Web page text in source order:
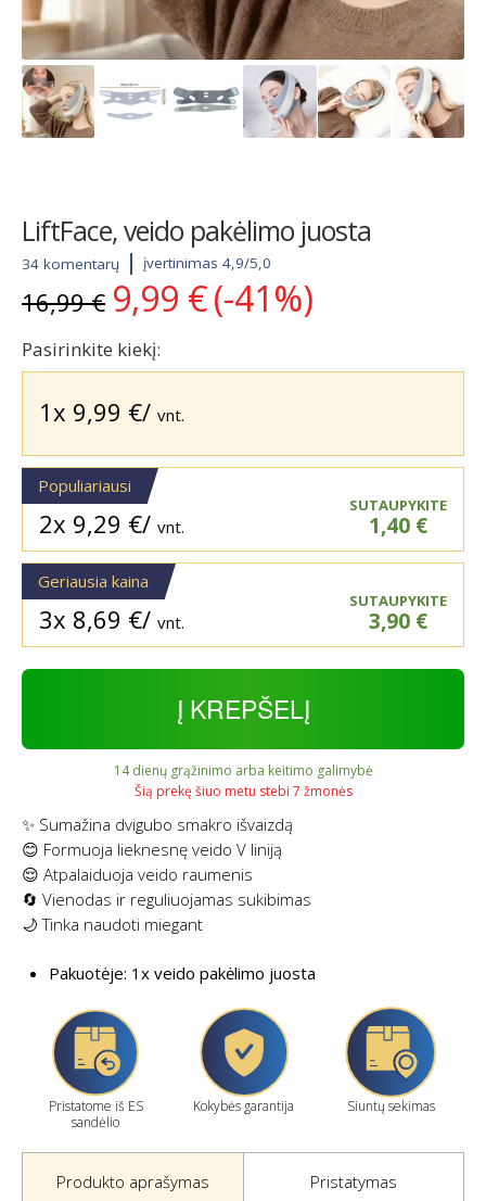
LiftFace, veido pakėlimo juosta
34 komentarų įvertinimas 4,9/5,0
16,99€ Original
price
was:
16,99 €.
9,99 € Current
price
9,99 €.
(-41%)
Pasirinkite kiekį:
1x 9,99 €/ vnt.
Populiariausi
2x 9,29 €/ vnt.
SUTAUPYKITE
1,40 €
Geriausia kaina
3x 8,69 €/ vnt.
SUTAUPYKITE
3,90 €
Į KREPŠELĮ
14 dienų grąžinimo arba keitimo galimybė
Šią prekę šiuo metu stebi 7 žmonės
✨ Sumažina dvigubo smakro išvaizdą
😊 Formuoja lieknesnę veido V liniją
😌 Atpalaiduoja veido raumenis
🔄 Vienodas ir reguliuojamas sukibimas
🌙 Tinka naudoti miegant
Pakuotėje: 1x veido pakėlimo juosta
Pristatome iš ES
sandėlio
Kokybės garantija Siuntų sekimas
Produkto aprašymas Pristatymas